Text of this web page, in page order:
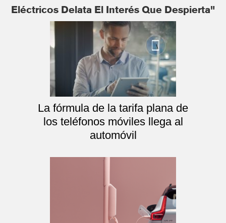
Eléctricos Delata El Interés Que Despierta"
La fórmula de la tarifa plana de
los teléfonos móviles llega al
automóvil